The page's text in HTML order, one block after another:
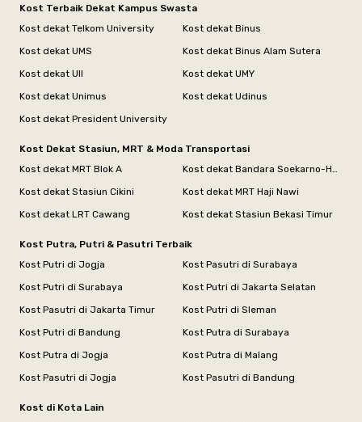
Kost Terbaik Dekat Kampus Swasta
Kost dekat Telkom University
Kost dekat Binus
Kost dekat UMS
Kost dekat Binus Alam Sutera
Kost dekat UII
Kost dekat UMY
Kost dekat Unimus
Kost dekat Udinus
Kost dekat President University
Kost Dekat Stasiun, MRT & Moda Transportasi
Kost dekat MRT Blok A
Kost dekat Bandara Soekarno-Hatta
Kost dekat Stasiun Cikini
Kost dekat MRT Haji Nawi
Kost dekat LRT Cawang
Kost dekat Stasiun Bekasi Timur
Kost Putra, Putri & Pasutri Terbaik
Kost Putri di Jogja
Kost Pasutri di Surabaya
Kost Putri di Surabaya
Kost Putri di Jakarta Selatan
Kost Pasutri di Jakarta Timur
Kost Putri di Sleman
Kost Putri di Bandung
Kost Putra di Surabaya
Kost Putra di Jogja
Kost Putra di Malang
Kost Pasutri di Jogja
Kost Pasutri di Bandung
Kost di Kota Lain